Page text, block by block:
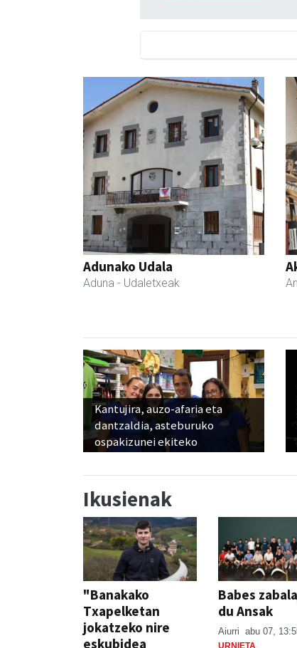
Adunako Udala
Aduna - Udaletxeak
Kantujira, auzo-afaria eta
dantzaldia, asteburuko
ospakizunei ekiteko
Ikusienak
"Banakako
Txapelketan
jokatzeko nire
eskubidea
Babes
du Ansak
Aiurri abu 07,
URNIETA